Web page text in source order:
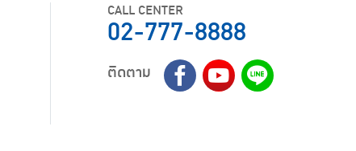
CALL CENTER
02-777-8888
ติดตาม